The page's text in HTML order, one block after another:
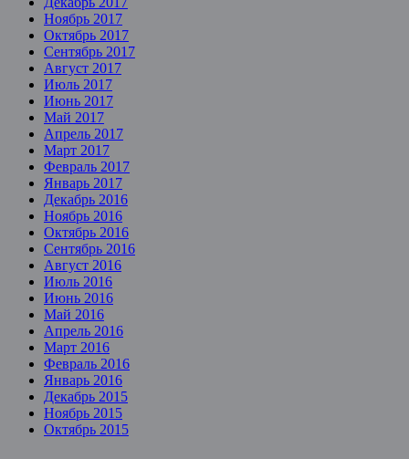
Ноябрь 2017
Октябрь 2017
Сентябрь 2017
Август 2017
Июль 2017
Июнь 2017
Май 2017
Апрель 2017
Март 2017
Февраль 2017
Январь 2017
Декабрь 2016
Ноябрь 2016
Октябрь 2016
Сентябрь 2016
Август 2016
Июль 2016
Июнь 2016
Май 2016
Апрель 2016
Март 2016
Февраль 2016
Январь 2016
Декабрь 2015
Ноябрь 2015
Октябрь 2015